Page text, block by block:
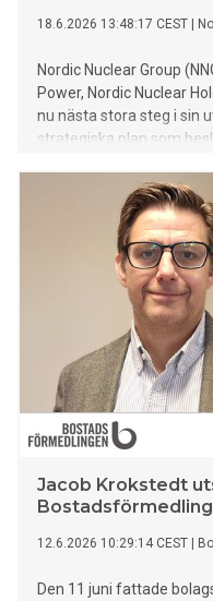
18.6.2026 13:48:17 CEST
Nordic Nuclear Group
Power, Nordic Nuclear
nu nästa stora steg i sin
strategiska plan som
samtidigt som
kronor i norskt kapital.
ny tillväxtfas och stärker
nordiskt samarbete
Jacob Krokstedt
12.6.2026 10:29:14 CEST
Den 11 juni fattade